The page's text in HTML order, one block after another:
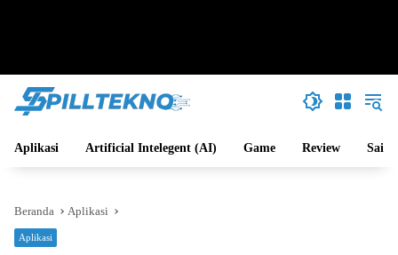
Aplikasi Artificial Intelegent (AI) Game Review Sains
Beranda Aplikasi
Aplikasi